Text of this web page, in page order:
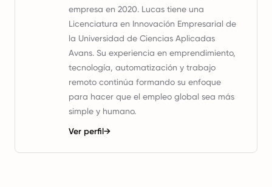
empresa en 2020. Lucas tiene una
Licenciatura en Innovación Empresarial de
la Universidad de Ciencias Aplicadas
Avans. Su experiencia en emprendimiento,
tecnología, automatización y trabajo
remoto continúa formando su enfoque
para hacer que el empleo global sea más
simple y humano.
Ver perfil→